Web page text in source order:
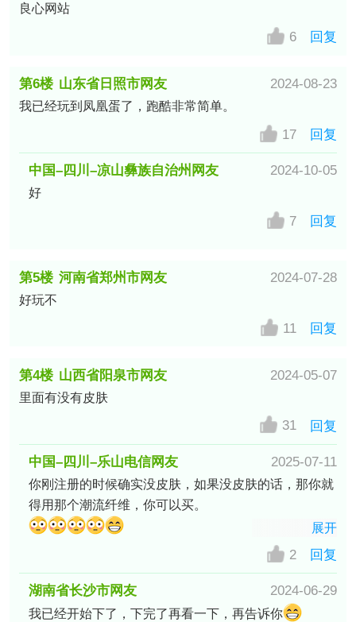
良心网站
6 回复
第6楼 山东省日照市网友 2024-08-23
我已经玩到凤凰蛋了，跑酷非常简单。
17 回复
中国–四川–凉山彝族自治州网友 2024-10-05
好
7 回复
第5楼 河南省郑州市网友 2024-07-28
好玩不
11 回复
第4楼 山西省阳泉市网友 2024-05-07
里面有没有皮肤
31 回复
中国–四川–乐山电信网友 2025-07-11
你刚注册的时候确实没皮肤，如果没皮肤的话，那你就
展开
2 回复
湖南省长沙市网友 2024-06-29
我已经开始下了，下完了再看一下，再告诉你